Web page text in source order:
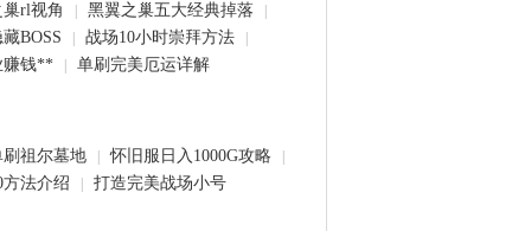
rl视角 黑翼之巢五大经典掉落
BOSS 战场10小时崇拜方法
赚钱** 单刷完美厄运详解
祖尔墓地 怀旧服日入1000G攻略
方法介绍 打造完美战场小号